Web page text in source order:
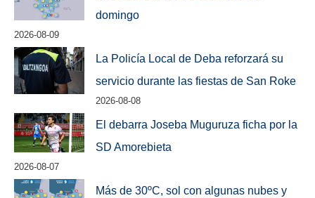
domingo
2026-08-09
La Policía Local de Deba reforzará su
servicio durante las fiestas de San Roke
2026-08-08
El debarra Joseba Muguruza ficha por la
SD Amorebieta
2026-08-07
Más de 30ºC, sol con algunas nubes y